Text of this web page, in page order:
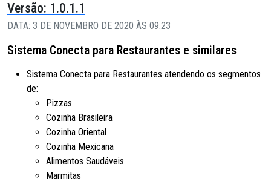
Versão: 1.0.1.1
DATA: 3 DE NOVEMBRO DE 2020 ÀS 09:23
Sistema Conecta para Restaurantes e similares
Sistema Conecta para Restaurantes atendendo os segmentos
de:
Pizzas
Cozinha Brasileira
Cozinha Oriental
Cozinha Mexicana
Alimentos Saudáveis
Marmitas